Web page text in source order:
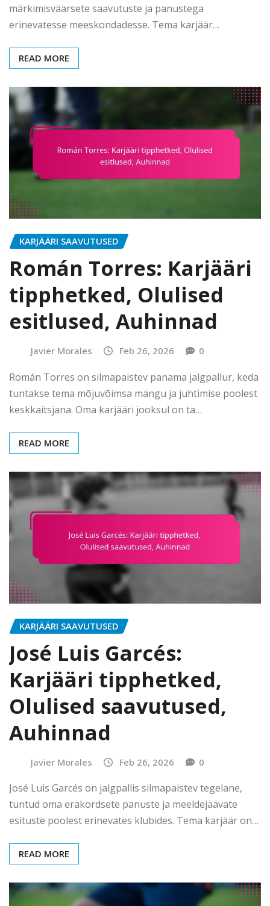
märkimisväärsete saavutuste ja panustega
erinevatesse meeskondadesse. Tema karjäär…
READ MORE
KARJÄÄRI SAAVUTUSED
Román Torres: Karjääri
tipphetked, Olulised
esitlused, Auhinnad
Javier Morales Feb 26, 2026 0
Román Torres on silmapaistev panama jalgpallur, keda
tuntakse tema mõjuvõimsa mängu ja juhtimise poolest
keskkaitsjana. Oma karjääri jooksul on ta…
READ MORE
KARJÄÄRI SAAVUTUSED
José Luis Garcés:
Karjääri tipphetked,
Olulised saavutused,
Auhinnad
Javier Morales Feb 26, 2026 0
José Luis Garcés on jalgpallis silmapaistev tegelane,
tuntud oma erakordsete panuste ja meeldejäävate
esituste poolest erinevates klubides. Tema karjäär on…
READ MORE